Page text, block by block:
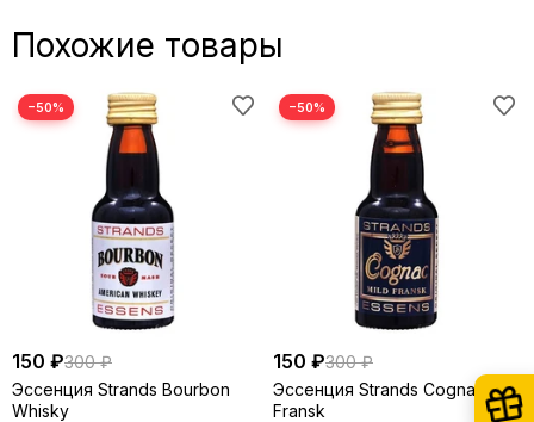
Похожие товары
−50%
150 ₽300 ₽
Эссенция Strands Bourbon
Whisky
−50%
150 ₽300 ₽
Эссенция Strands Cognac Mild
Fransk